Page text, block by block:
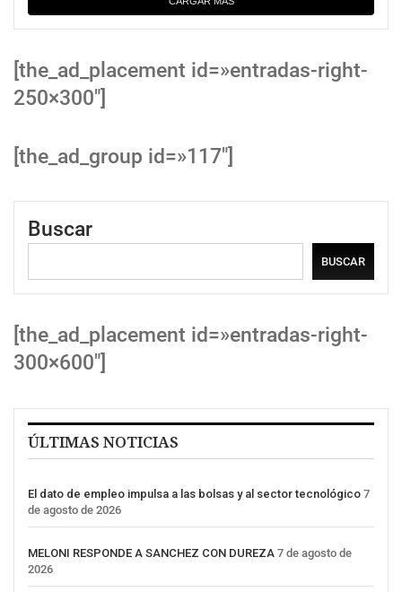
[the_ad_placement id=»entradas-right-
250×300″]
[the_ad_group id=»117″]
Buscar
BUSCAR
[the_ad_placement id=»entradas-right-
300×600″]
ÚLTIMAS NOTICIAS
El dato de empleo impulsa a las bolsas y al sector tecnológico 7
de agosto de 2026
MELONI RESPONDE A SANCHEZ CON DUREZA 7 de agosto de
2026